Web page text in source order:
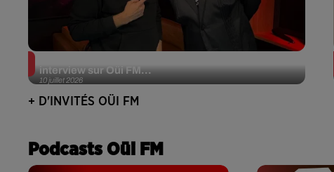
10 juillet 2026
interview sur Oüi FM...
+ D'INVITÉS OÜI FM
Podcasts Oüi FM